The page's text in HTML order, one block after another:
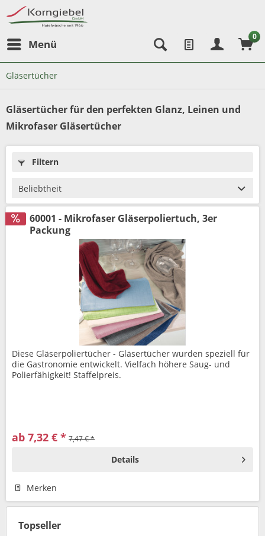
Menü
0
Gläsertücher
Gläsertücher für den perfekten Glanz, Leinen und
Mikrofaser Gläsertücher
Filtern
60001 - Mikrofaser Gläserpoliertuch, 3er
Packung
Diese Gläserpoliertücher - Gläsertücher wurden speziell für
die Gastronomie entwickelt. Vielfach höhere Saug- und
Polierfähigkeit! Staffelpreis.
ab 7,32 € * 7,47 € *
Details
Merken
Topseller